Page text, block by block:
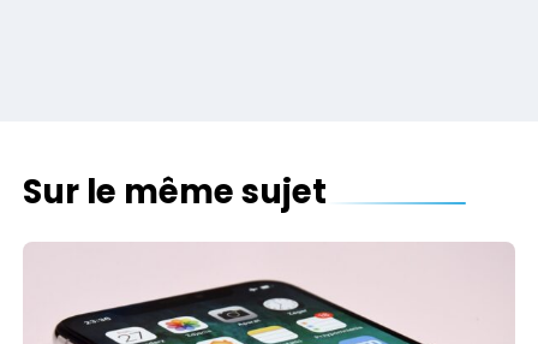
Sur le même sujet